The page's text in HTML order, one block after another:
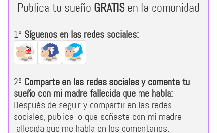
Publica tu sueño GRATISen la comunidad
1º Síguenos en las redes sociales:
2º Comparte en las redes sociales y comenta tu
sueño con mi madre fallecida que me habla:
Después de seguir y compartir en las redes
sociales, publica lo que soñaste con mi madre
fallecida que me habla en los comentarios.